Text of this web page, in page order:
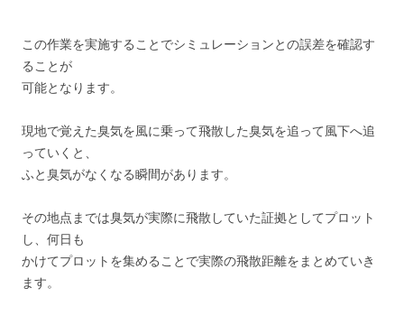
この作業を実施することでシミュレーションとの誤差を確認す
ることが
可能となります。
現地で覚えた臭気を風に乗って飛散した臭気を追って風下へ追
っていくと、
ふと臭気がなくなる瞬間があります。
その地点までは臭気が実際に飛散していた証拠としてプロット
し、何日も
かけてプロットを集めることで実際の飛散距離をまとめていき
ます。